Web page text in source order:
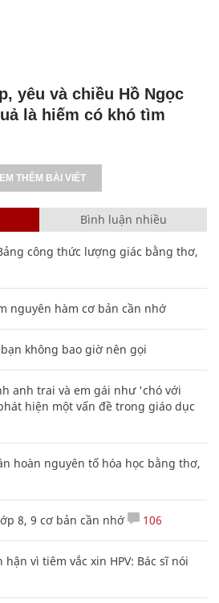
yêu và chiều Hồ Ngọc
là hiếm có khó tìm
THÊM BÀI VIẾT
Bình luận nhiều
công thức lượng giác bằng thơ,
nguyên hàm cơ bản cần nhớ
không bao giờ nên gọi
anh trai và em gái như 'chó với
hiện một vấn đề trong giáo dục
hoàn nguyên tố hóa học bằng thơ,
8, 9 cơ bản cần nhớ 106
vì tiêm vắc xin HPV: Bác sĩ nói